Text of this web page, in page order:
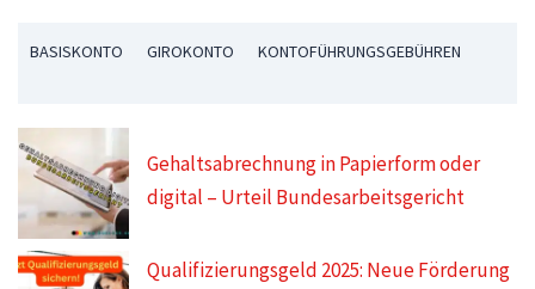
BASISKONTO GIROKONTO KONTOFÜHRUNGSGEBÜHREN
Gehaltsabrechnung in Papierform oder
digital – Urteil Bundesarbeitsgericht
Qualifizierungsgeld 2025: Neue Förderung